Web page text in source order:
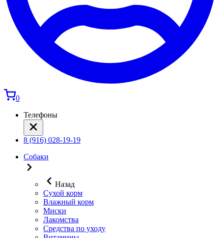
0
Телефоны
8 (916) 028-19-19
Собаки
Назад
Сухой корм
Влажный корм
Миски
Лакомства
Средства по уходу